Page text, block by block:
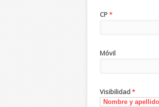
CP*
Móvil
Visibilidad*